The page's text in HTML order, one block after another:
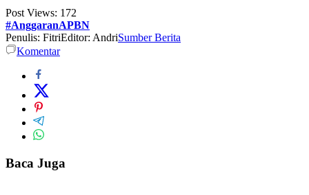
Post Views: 172
#AnggaranAPBN
Penulis: FitriEditor: AndriSumber Berita
Komentar
Baca Juga